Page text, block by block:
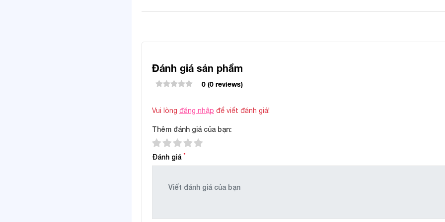
Đánh giá sản phẩm
0 (0 reviews)
Vui lòng đăng nhập để viết đánh giá!
Thêm đánh giá của bạn:
Đánh giá *